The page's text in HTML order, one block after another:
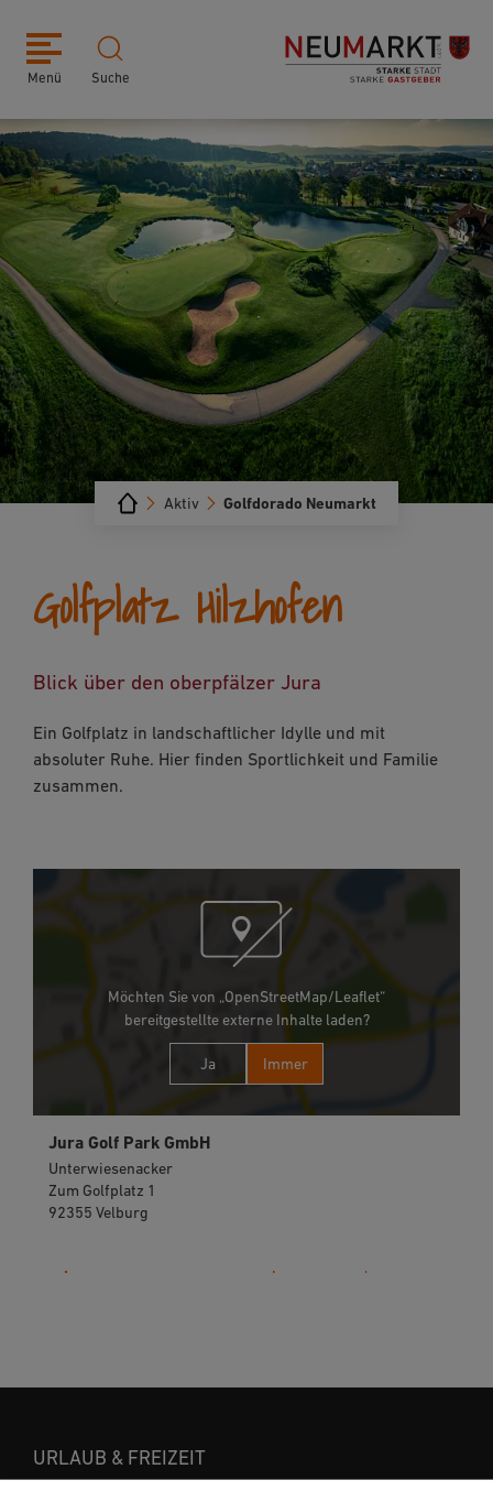
Menü Suche
Golfdorado Neumarkt
Aktiv
Golfplatz Hilzhofen
Blick über den oberpfälzer Jura
Ein Golfplatz in landschaftlicher Idylle und mit
absoluter Ruhe. Hier finden Sportlichkeit und Familie
zusammen.
Möchten Sie von „OpenStreetMap/Leaflet“
bereitgestellte externe Inhalte laden?
Ja Immer
Jura Golf Park GmbH
Unterwiesenacker
Zum Golfplatz 1
92355 Velburg
URLAUB & FREIZEIT